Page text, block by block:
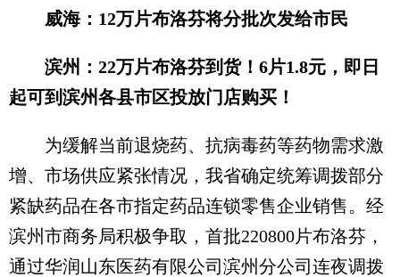
威海：12万片布洛芬将分批次发给市民
滨州：22万片布洛芬到货！6片1.8元，即日
起可到滨州各县市区投放门店购买！
为缓解当前退烧药、抗病毒药等药物需求激
增、市场供应紧张情况，我省确定统筹调拨部分
紧缺药品在各市指定药品连锁零售企业销售。经
滨州市商务局积极争取，首批220800片布洛芬，
通过华润山东医药有限公司滨州分公司连夜调拨